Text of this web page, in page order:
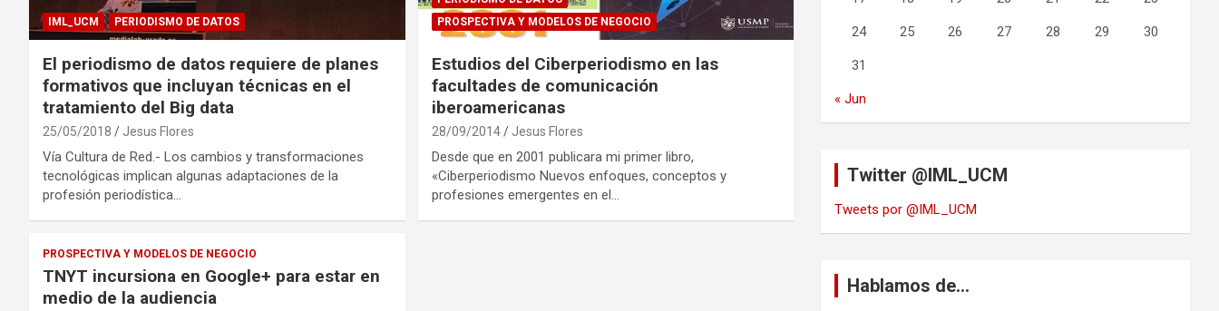
IML_UCM PERIODISMO DE DATOS
El periodismo de datos requiere de planes
formativos que incluyan técnicas en el
tratamiento del Big data
25/05/2018 Jesus Flores
Vía Cultura de Red.- Los cambios y transformaciones
tecnológicas implican algunas adaptaciones de la
profesión periodística…
PROSPECTIVA Y MODELOS DE NEGOCIO
Estudios del Ciberperiodismo en las
facultades de comunicación
iberoamericanas
28/09/2014 Jesus Flores
Desde que en 2001 publicara mi primer libro,
«Ciberperiodismo Nuevos enfoques, conceptos y
profesiones emergentes en el…
PROSPECTIVA Y MODELOS DE NEGOCIO
TNYT incursiona en Google+ para estar en
medio de la audiencia
24 25 26 27 28 29 30
31
« Jun
Twitter @IML_UCM
Tweets por @IML_UCM
Hablamos de…